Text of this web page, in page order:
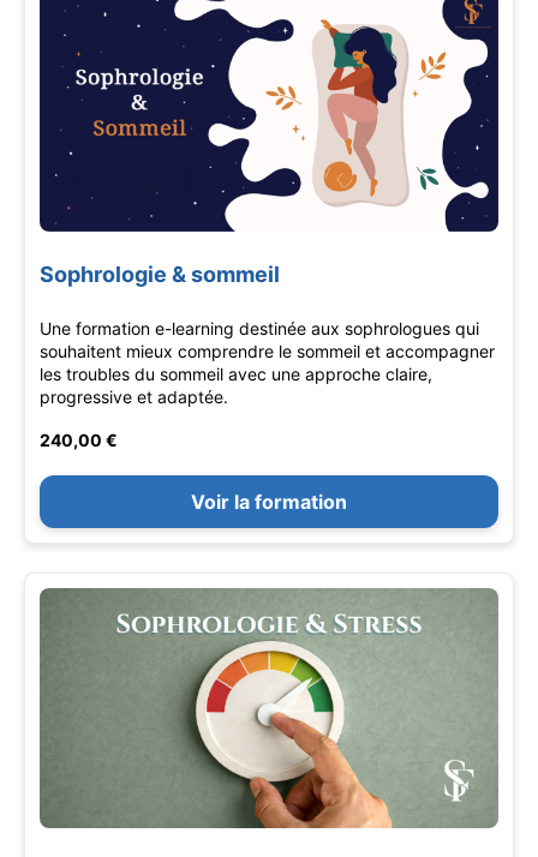
Sophrologie & sommeil
Une formation e-learning destinée aux sophrologues qui
souhaitent mieux comprendre le sommeil et accompagner
les troubles du sommeil avec une approche claire,
progressive et adaptée.
240,00 €
Voir la formation